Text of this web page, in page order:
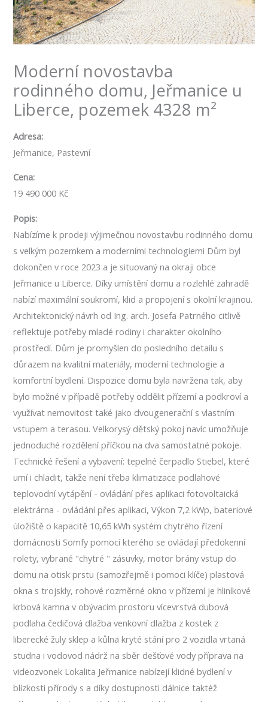
Moderní novostavba
rodinného domu, Jeřmanice u
Liberce, pozemek 4328 m²
Adresa:
Jeřmanice, Pastevní
Cena:
19 490 000 Kč
Popis:
Nabízíme k prodeji výjimečnou novostavbu rodinného domu
s velkým pozemkem a moderními technologiemi Dům byl
dokončen v roce 2023 a je situovaný na okraji obce
Jeřmanice u Liberce. Díky umístění domu a rozlehlé zahradě
nabízí maximální soukromí, klid a propojení s okolní krajinou.
Architektonický návrh od Ing. arch. Josefa Patrného citlivě
reflektuje potřeby mladé rodiny i charakter okolního
prostředí. Dům je promyšlen do posledního detailu s
důrazem na kvalitní materiály, moderní technologie a
komfortní bydlení. Dispozice domu byla navržena tak, aby
bylo možné v případě potřeby oddělit přízemí a podkroví a
využívat nemovitost také jako dvougenerační s vlastním
vstupem a terasou. Velkorysý dětský pokoj navíc umožňuje
jednoduché rozdělení příčkou na dva samostatné pokoje.
Technické řešení a vybavení: tepelné čerpadlo Stiebel, které
umí i chladit, takže není třeba klimatizace podlahové
teplovodní vytápění - ovládání přes aplikaci fotovoltaická
elektrárna - ovládání přes aplikaci, Výkon 7,2 kWp, bateriové
úložiště o kapacitě 10,65 kWh systém chytrého řízení
domácnosti Somfy pomocí kterého se ovládají předokenní
rolety, vybrané "chytré " zásuvky, motor brány vstup do
domu na otisk prstu (samozřejmě i pomoci klíče) plastová
okna s trojskly, rohové rozměrné okno v přízemí je hliníkové
krbová kamna v obývacím prostoru vícevrstvá dubová
podlaha čedičová dlažba venkovní dlažba z kostek z
liberecké žuly sklep a kůlna kryté stání pro 2 vozidla vrtaná
studna i vodovod nádrž na sběr dešťové vody příprava na
videozvonek Lokalita Jeřmanice nabízejí klidné bydlení v
blízkosti přírody s a díky dostupnosti dálnice taktéž